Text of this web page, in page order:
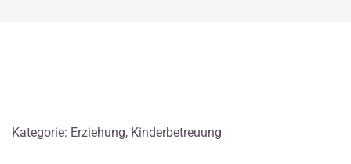
Kategorie: Erziehung, Kinderbetreuung